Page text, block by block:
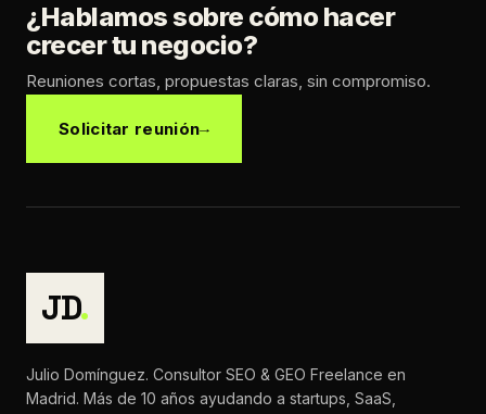
¿Hablamos sobre cómo hacer
crecer tu negocio?
Reuniones cortas, propuestas claras, sin compromiso.
Solicitar reunión
JD.
Julio Domínguez. Consultor SEO & GEO Freelance en
Madrid. Más de 10 años ayudando a startups, SaaS,